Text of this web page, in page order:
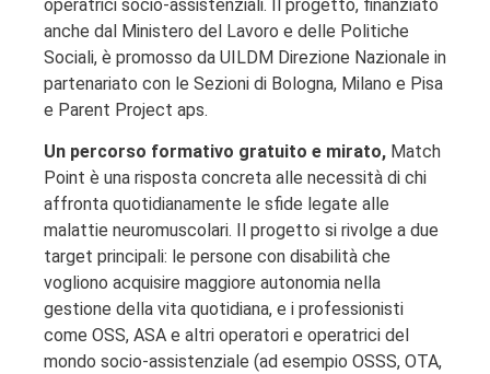
operatrici socio-assistenziali. Il progetto, finanziato
anche dal Ministero del Lavoro e delle Politiche
Sociali, è promosso da UILDM Direzione Nazionale in
partenariato con le Sezioni di Bologna, Milano e Pisa
e Parent Project aps.
Un percorso formativo gratuito e mirato, Match
Point è una risposta concreta alle necessità di chi
affronta quotidianamente le sfide legate alle
malattie neuromuscolari. Il progetto si rivolge a due
target principali: le persone con disabilità che
vogliono acquisire maggiore autonomia nella
gestione della vita quotidiana, e i professionisti
come OSS, ASA e altri operatori e operatrici del
mondo socio-assistenziale (ad esempio OSSS, OTA,